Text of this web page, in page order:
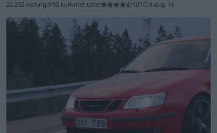
22 262 visningar95 kommentarer 107 9 aug. 16